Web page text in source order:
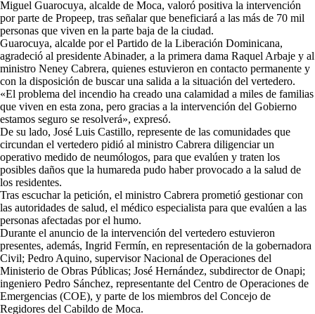
Miguel Guarocuya, alcalde de Moca, valoró positiva la intervención
por parte de Propeep, tras señalar que beneficiará a las más de 70 mil
personas que viven en la parte baja de la ciudad.
Guarocuya, alcalde por el Partido de la Liberación Dominicana,
agradeció al presidente Abinader, a la primera dama Raquel Arbaje y al
ministro Neney Cabrera, quienes estuvieron en contacto permanente y
con la disposición de buscar una salida a la situación del vertedero.
«El problema del incendio ha creado una calamidad a miles de familias
que viven en esta zona, pero gracias a la intervención del Gobierno
estamos seguro se resolverá», expresó.
De su lado, José Luis Castillo, represente de las comunidades que
circundan el vertedero pidió al ministro Cabrera diligenciar un
operativo medido de neumólogos, para que evalúen y traten los
posibles daños que la humareda pudo haber provocado a la salud de
los residentes.
Tras escuchar la petición, el ministro Cabrera prometió gestionar con
las autoridades de salud, el médico especialista para que evalúen a las
personas afectadas por el humo.
Durante el anuncio de la intervención del vertedero estuvieron
presentes, además, Ingrid Fermín, en representación de la gobernadora
Civil; Pedro Aquino, supervisor Nacional de Operaciones del
Ministerio de Obras Públicas; José Hernández, subdirector de Onapi;
ingeniero Pedro Sánchez, representante del Centro de Operaciones de
Emergencias (COE), y parte de los miembros del Concejo de
Regidores del Cabildo de Moca.